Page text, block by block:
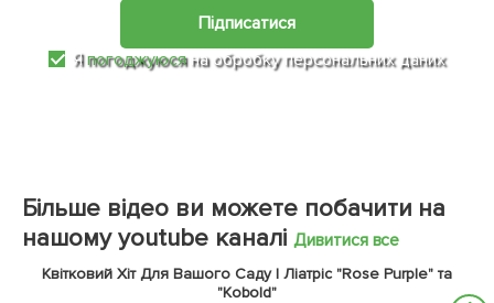
Підписатися
Япогоджуюся на обробку персональних даних
Більше відео ви можете побачити на
нашому youtube каналі Дивитися все
Квітковий Хіт Для Вашого Саду | Ліатріс "Rose Purple" та
"Kobold"